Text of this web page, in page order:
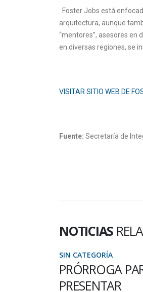
Foster Jobs está
arquitectura, aunque
“mentores”, asesores en
en diversas regiones, se
VISITAR SITIO WEB DE
Fuente: Secretaría de
NOTICIAS
SIN CATEGORÍA
FACULTAD CO-